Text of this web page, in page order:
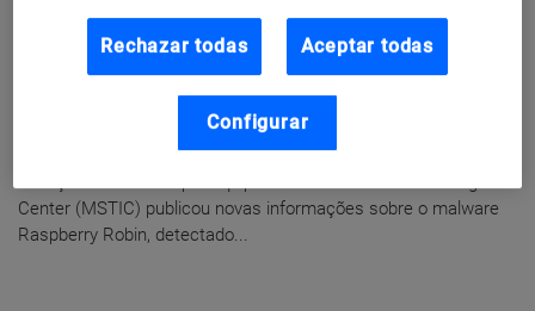
Boletim semanal de
cibersegurança, 30 de julho – 5
Possível ligação entre o malware Raspberry Robin e as
Center (MSTIC) publicou novas informações sobre o malware
Raspberry Robin, detectado...
Rechazar todas Aceptar todas
Configurar